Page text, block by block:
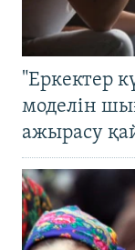
"Еркектер
моделін
ажырасу